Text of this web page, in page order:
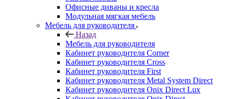
Офисные диваны и кресла
Модульная мягкая мебель
Мебель для руководителя
Назад
Мебель для руководителя
Кабинет руководителя Corner
Кабинет руководителя Cross
Кабинет руководителя First
Кабинет руководителя Metal System Direct
Кабинет руководителя Onix Direct Lux